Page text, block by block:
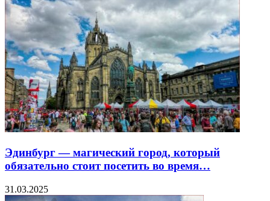
Эдинбург — магический город, который
обязательно стоит посетить во время…
31.03.2025